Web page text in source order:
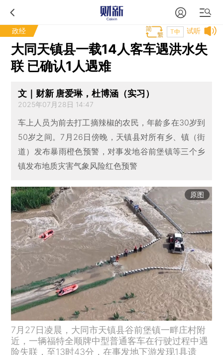
政经 试听
T中
大同天镇县一载14人客车遇洪水失
联 已确认1人遇难
文｜财新 唐爱琳，杜博涵（实习）
2025年07月28日 14:47
车上人员为前去打工摘辣椒的农民，年龄多在30岁到
50岁之间。7月26日傍晚，天镇县对所有乡、镇（街
道）发布暴雨橙色预警，对事发地谷前堡镇等三个乡
镇发布地质灾害气象风险红色预警
原图
7月27日凌晨，大同市天镇县谷前堡镇一畔庄村附
近，一辆福特全顺牌中型普通客车在行驶过程中遇
险失联，至13时43分，在事发地下游发现1具遗